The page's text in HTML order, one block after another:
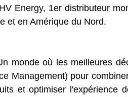
Energy, 1er distributeur
et en Amérique du Nord.
monde où les meilleures
Management) pour
et optimiser l'expérience